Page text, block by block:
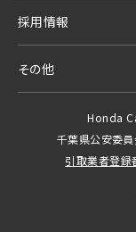
採用情報
その他
Honda
千葉県公安委
引取業者登録